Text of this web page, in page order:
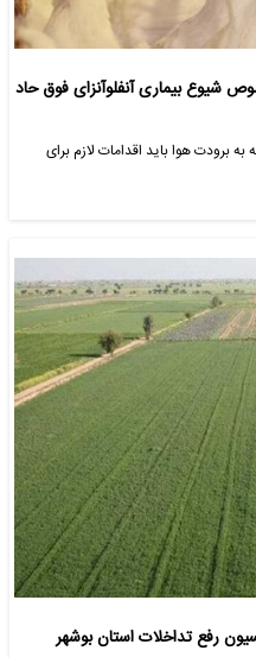
شیوع بیماری آنفلوآنزای فوق حاد
برودت هوا باید اقدامات لازم برای